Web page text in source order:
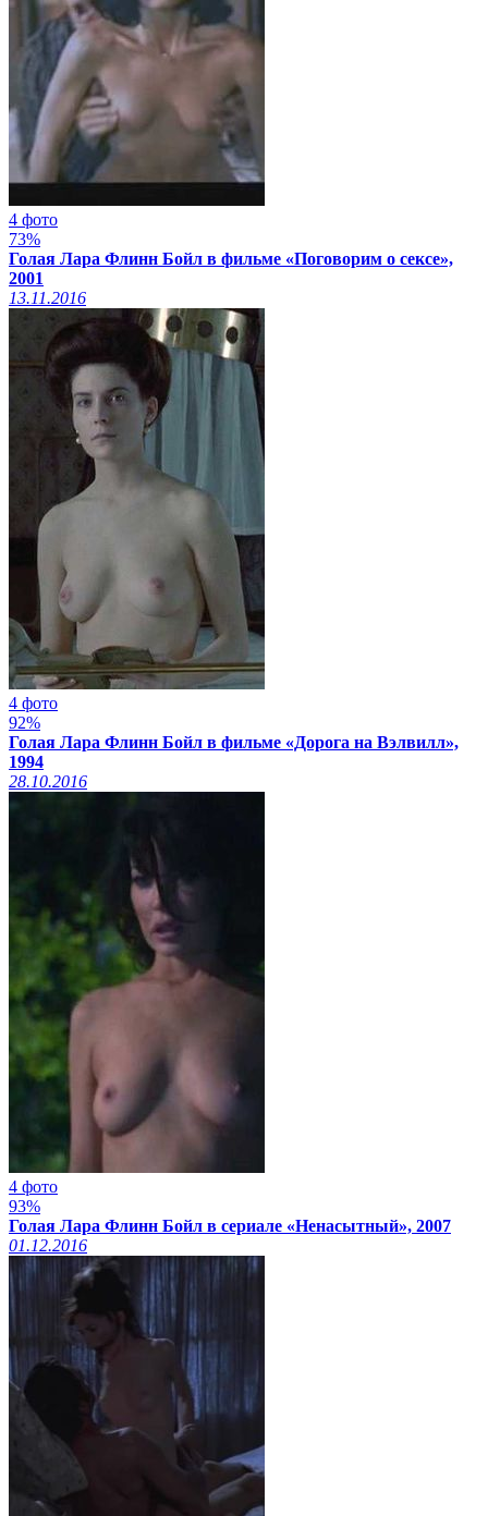
4 фото
73%
Голая Лара Флинн Бойл в фильме «Поговорим о сексе»,
2001
13.11.2016
4 фото
92%
Голая Лара Флинн Бойл в фильме «Дорога на Вэлвилл»,
1994
28.10.2016
4 фото
93%
Голая Лара Флинн Бойл в сериале «Ненасытный», 2007
01.12.2016